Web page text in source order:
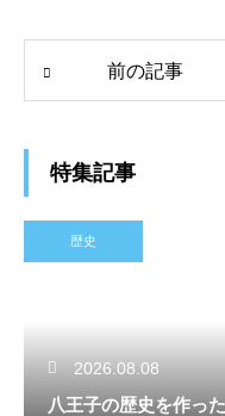
前の記事
特集記事
歴史
2026.08.08
八王子の歴史を作っ